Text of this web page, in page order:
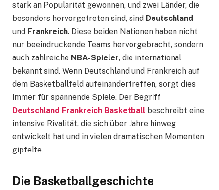
stark an Popularität gewonnen, und zwei Länder, die
besonders hervorgetreten sind, sind Deutschland
und Frankreich. Diese beiden Nationen haben nicht
nur beeindruckende Teams hervorgebracht, sondern
auch zahlreiche NBA-Spieler, die international
bekannt sind. Wenn Deutschland und Frankreich auf
dem Basketballfeld aufeinandertreffen, sorgt dies
immer für spannende Spiele. Der Begriff
Deutschland Frankreich Basketball beschreibt eine
intensive Rivalität, die sich über Jahre hinweg
entwickelt hat und in vielen dramatischen Momenten
gipfelte.
Die Basketballgeschichte